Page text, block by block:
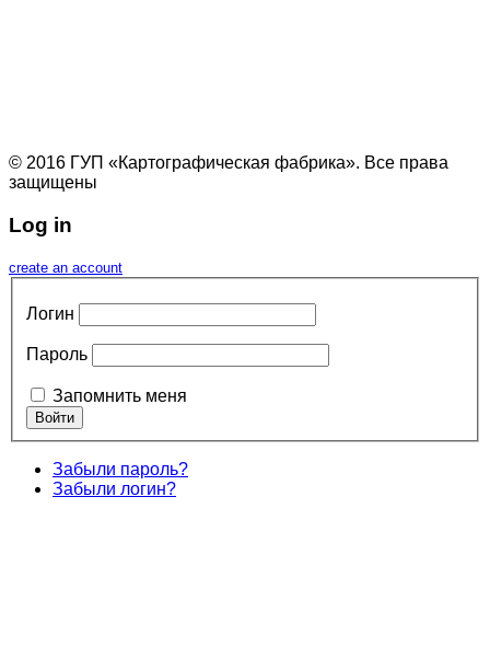
© 2016 ГУП «Картографическая фабрика». Все права
защищены
Log in
create an account
Логин
Пароль
Запомнить меня
Забыли пароль?
Забыли логин?